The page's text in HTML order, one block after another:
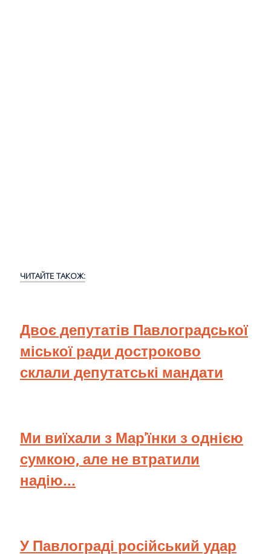
ЧИТАЙТЕ ТАКОЖ:
Двоє депутатів Павлоградської
міської ради достроково
склали депутатські мандати
Ми виїхали з Мар'їнки з однією
сумкою, але не втратили
надію...
У Павлограді російський удар